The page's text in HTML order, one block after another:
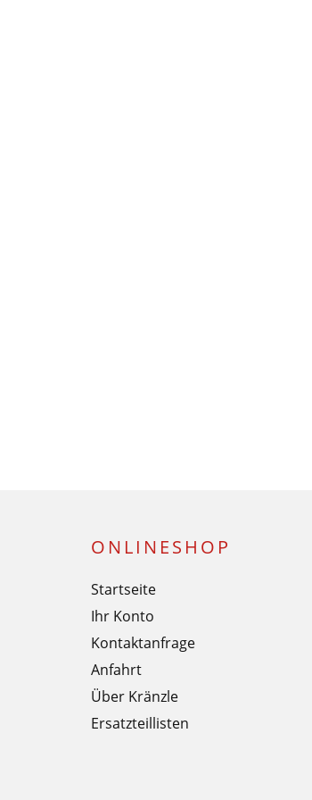
ONLINESHOP
Startseite
Ihr Konto
Kontaktanfrage
Anfahrt
Über Kränzle
Ersatzteillisten